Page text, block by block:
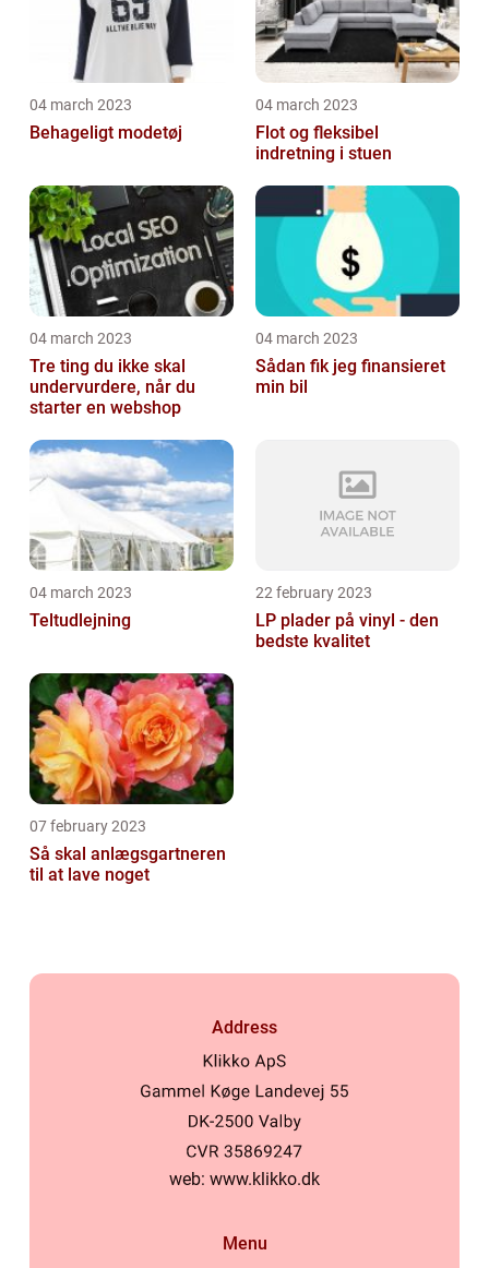
04 march 2023
Behageligt modetøj
04 march 2023
Flot og fleksibel
indretning i stuen
04 march 2023
Tre ting du ikke skal
undervurdere, når du
starter en webshop
04 march 2023
Sådan fik jeg finansieret
min bil
04 march 2023
Teltudlejning
22 february 2023
LP plader på vinyl - den
bedste kvalitet
07 february 2023
Så skal anlægsgartneren
til at lave noget
Address
web: www.klikko.dk
Menu